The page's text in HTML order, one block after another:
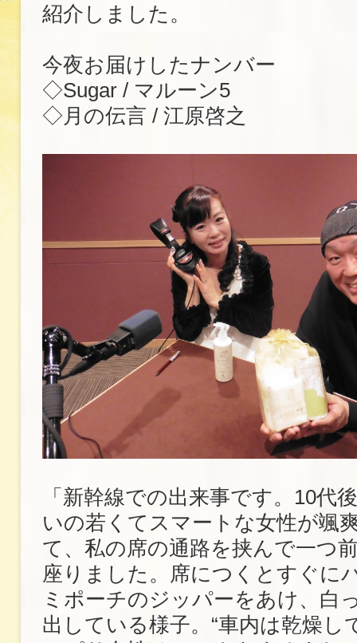
紹介しました。
今夜お届けしたナンバー
◇Sugar / マルーン5
◇月の伝言 / 江原啓之
「新幹線での出来事です。10代
いの若くてスマートな女性が颯
て、私の席の通路を挟んで一つ
座りました。席につくとすぐに
ミポーチのジッパーをあけ、白
出している様子。“車内は乾燥し